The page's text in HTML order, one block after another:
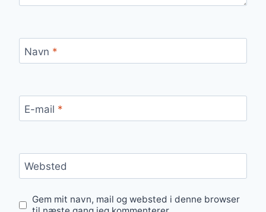
Navn *
E-mail *
Websted
Gem mit navn, mail og websted i denne browser